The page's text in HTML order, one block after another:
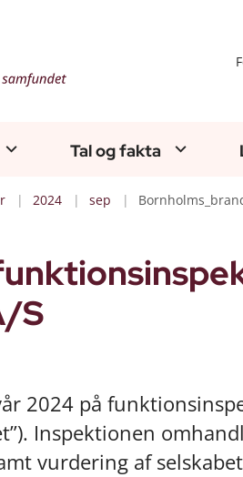
Tal og fakta
2024 sep
S
2024 på
Inspektionen
vurdering af